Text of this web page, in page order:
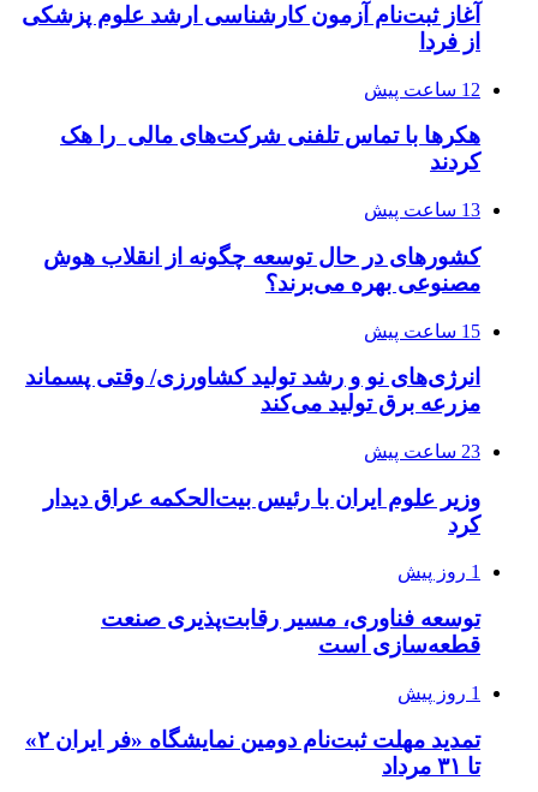
آغاز ثبت‌نام‌ آزمون کارشناسی ارشد علوم پزشکی
از فردا
12 ساعت پیش
هکرها با تماس تلفنی شرکت‌های مالی را هک
کردند
13 ساعت پیش
کشورهای در حال توسعه چگونه از انقلاب هوش
مصنوعی بهره می‌برند؟
15 ساعت پیش
انرژی‌های نو و رشد تولید کشاورزی/ وقتی پسماند
مزرعه‌ برق تولید می‌کند
23 ساعت پیش
وزیر علوم ایران با رئیس بیت‌الحکمه عراق دیدار
کرد
1 روز پیش
توسعه فناوری، مسیر رقابت‌پذیری صنعت
قطعه‌سازی است
1 روز پیش
تمدید مهلت ثبت‌نام دومین نمایشگاه «فر ایران ۲»
تا ۳۱ مرداد